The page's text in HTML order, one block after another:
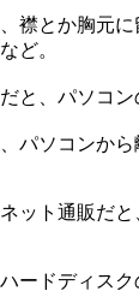
襟とか胸元
ど。
と、パソコ
パソコンか
ット通販だと
ードディス